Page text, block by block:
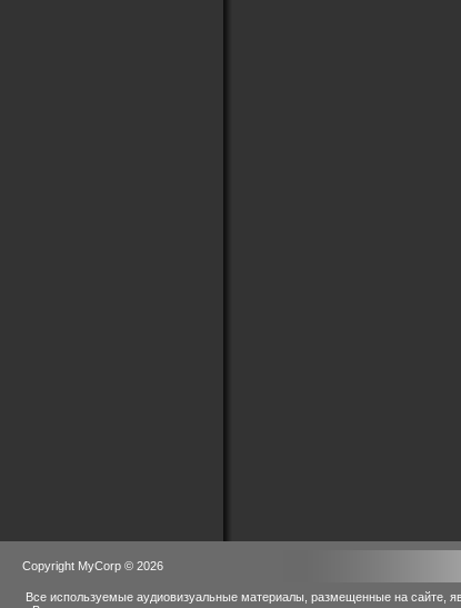
Copyright MyCorp © 2026
Все используемые аудиовизуальные материалы, размещенные на сайте,